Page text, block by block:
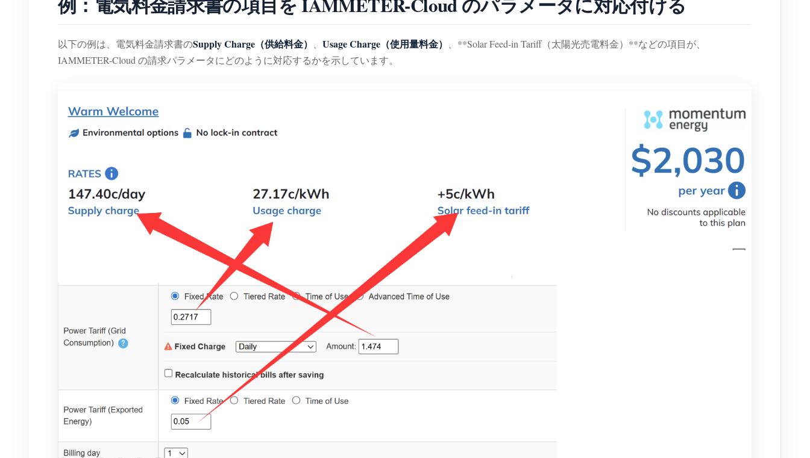
以下の例は、電気料金請求書のSupply Charge（供給料金） 、 Usage Charge（使用量料金） 、**Solar Feed-in Tariff（太陽光売電料金）**などの項目が、
IAMMETER-Cloud の請求パラメータにどのように対応するかを示しています。